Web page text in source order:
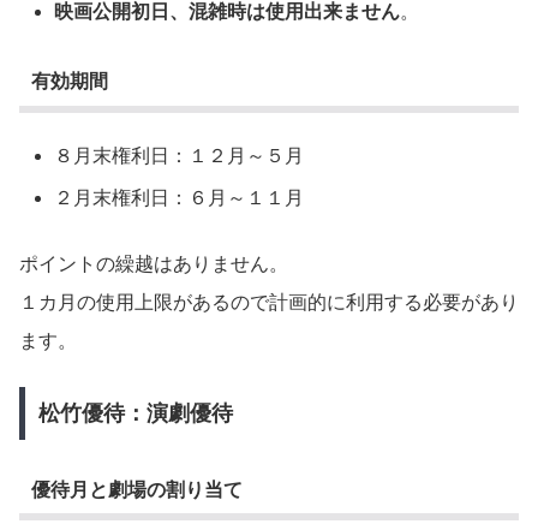
映画公開初日、混雑時は使用出来ません。
有効期間
８月末権利日：１２月～５月
２月末権利日：６月～１１月
ポイントの繰越はありません。
１カ月の使用上限があるので計画的に利用する必要があり
ます。
松竹優待：演劇優待
優待月と劇場の割り当て